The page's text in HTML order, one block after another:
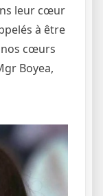
leur cœur
à être
nos cœurs
Boyea,